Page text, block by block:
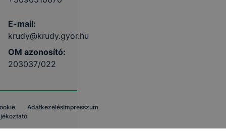
E-mail:
krudy@krudy.gyor.hu
OM azonosító:
203037/022
AdatkezelésImpresszum